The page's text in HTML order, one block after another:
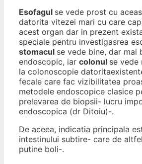
Esofagul se vede prost cu
datorita vitezei mari cu care
acest organ dar in prezent
speciale pentru investigasrea
stomacul se vede bine, dar mai
endoscopic, iar colonul se vede
la colonoscopie
fecale care fac vizibilitatea
metodele endoscopice clasice
prelevarea de biopsii- lucru
endoscopica (dr Ditoiu)-.
De aceea, indicatia principala
intestinului subtire- care de
putine boli-.